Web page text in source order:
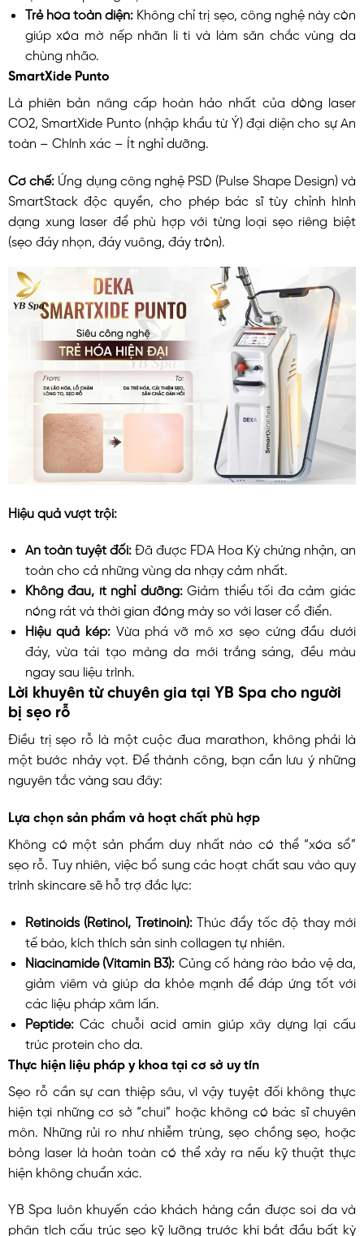
Trẻ hóa toàn diện: Không chỉ trị sẹo, công nghệ này còn
giúp xóa mờ nếp nhăn li ti và làm săn chắc vùng da
chùng nhão.
SmartXide Punto
Là phiên bản nâng cấp hoàn hảo nhất của dòng laser
CO2, SmartXide Punto (nhập khẩu từ Ý) đại diện cho sự An
toàn – Chính xác – Ít nghỉ dưỡng.
Cơ chế: Ứng dụng công nghệ PSD (Pulse Shape Design) và
SmartStack độc quyền, cho phép bác sĩ tùy chỉnh hình
dạng xung laser để phù hợp với từng loại sẹo riêng biệt
(sẹo đáy nhọn, đáy vuông, đáy tròn).
Hiệu quả vượt trội:
An toàn tuyệt đối: Đã được FDA Hoa Kỳ chứng nhận, an
toàn cho cả những vùng da nhạy cảm nhất.
Không đau, ít nghỉ dưỡng:Giảm thiểu tối đa cảm giác
nóng rát và thời gian đóng mày so với laser cổ điển.
Hiệu quả kép: Vừa phá vỡ mô xơ sẹo cứng đầu dưới
đáy, vừa tái tạo màng da mới trắng sáng, đều màu
ngay sau liệu trình.
Lời khuyên từ chuyên gia tại YB Spa cho người
bị sẹo rỗ
Điều trị sẹo rỗ là một cuộc đua marathon, không phải là
một bước nhảy vọt. Để thành công, bạn cần lưu ý những
nguyên tắc vàng sau đây:
Lựa chọn sản phẩm và hoạt chất phù hợp
Không có một sản phẩm duy nhất nào có thể “xóa sổ”
sẹo rỗ. Tuy nhiên, việc bổ sung các hoạt chất sau vào quy
trình skincare sẽ hỗ trợ đắc lực:
Retinoids (Retinol, Tretinoin): Thúc đẩy tốc độ thay mới
tế bào, kích thích sản sinh collagen tự nhiên.
Niacinamide (Vitamin B3): Củng cố hàng rào bảo vệ da,
giảm viêm và giúp da khỏe mạnh để đáp ứng tốt với
các liệu pháp xâm lấn.
Peptide:Các chuỗi acid amin giúp xây dựng lại cấu
trúc protein cho da.
Thực hiện liệu pháp y khoa tại cơ sở uy tín
Sẹo rỗ cần sự can thiệp sâu, vì vậy tuyệt đối không thực
hiện tại những cơ sở “chui” hoặc không có bác sĩ chuyên
môn. Những rủi ro như nhiễm trùng, sẹo chồng sẹo, hoặc
bỏng laser là hoàn toàn có thể xảy ra nếu kỹ thuật thực
hiện không chuẩn xác.
YB Spa luôn khuyến cáo khách hàng cần được soi da và
phân tích cấu trúc sẹo kỹ lưỡng trước khi bắt đầu bất kỳ